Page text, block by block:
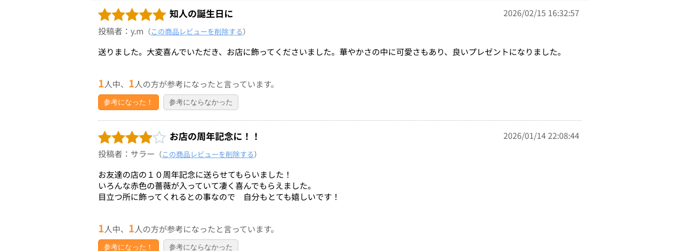
知人の誕生日に
2026/02/15 16:32:57
投稿者：y.m （この商品レビューを削除する）
送りました。大変喜んでいただき、お店に飾ってくださいました。華やかさの中に可愛さもあり、良いプレゼントになりました。
1人中、 1人の方が参考になったと言っています。
参考になった！ 参考にならなかった
お店の周年記念に！！
2026/01/14 22:08:44
投稿者：サラー （この商品レビューを削除する）
お友達の店の１０周年記念に送らせてもらいました！
いろんな赤色の薔薇が入っていて凄く喜んでもらえました。
目立つ所に飾ってくれるとの事なので 自分もとても嬉しいです！
1人中、 1人の方が参考になったと言っています。
参考になった！ 参考にならなかった